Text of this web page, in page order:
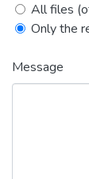
All files
Only the
Message